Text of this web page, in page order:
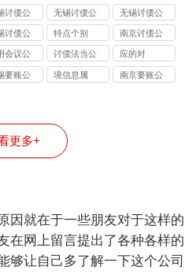
司
司
司
讨债公
费标准
：
40% 抽
后的逻
无锡讨债公
司应对恶意
逃债的 3 种
合法手段详
解
无锡讨债公
司与律师事
务所的区
别：债务追
讨该选哪类
讨债公
特点个别
南京讨债公
司
会议公
讨债法当公
司
应的对
要账公
境信息属
南京要账公
更多+
因就在于一些朋友对于这样的
在网上留言提出了各种各样的
够让自己多了解一下这个公司